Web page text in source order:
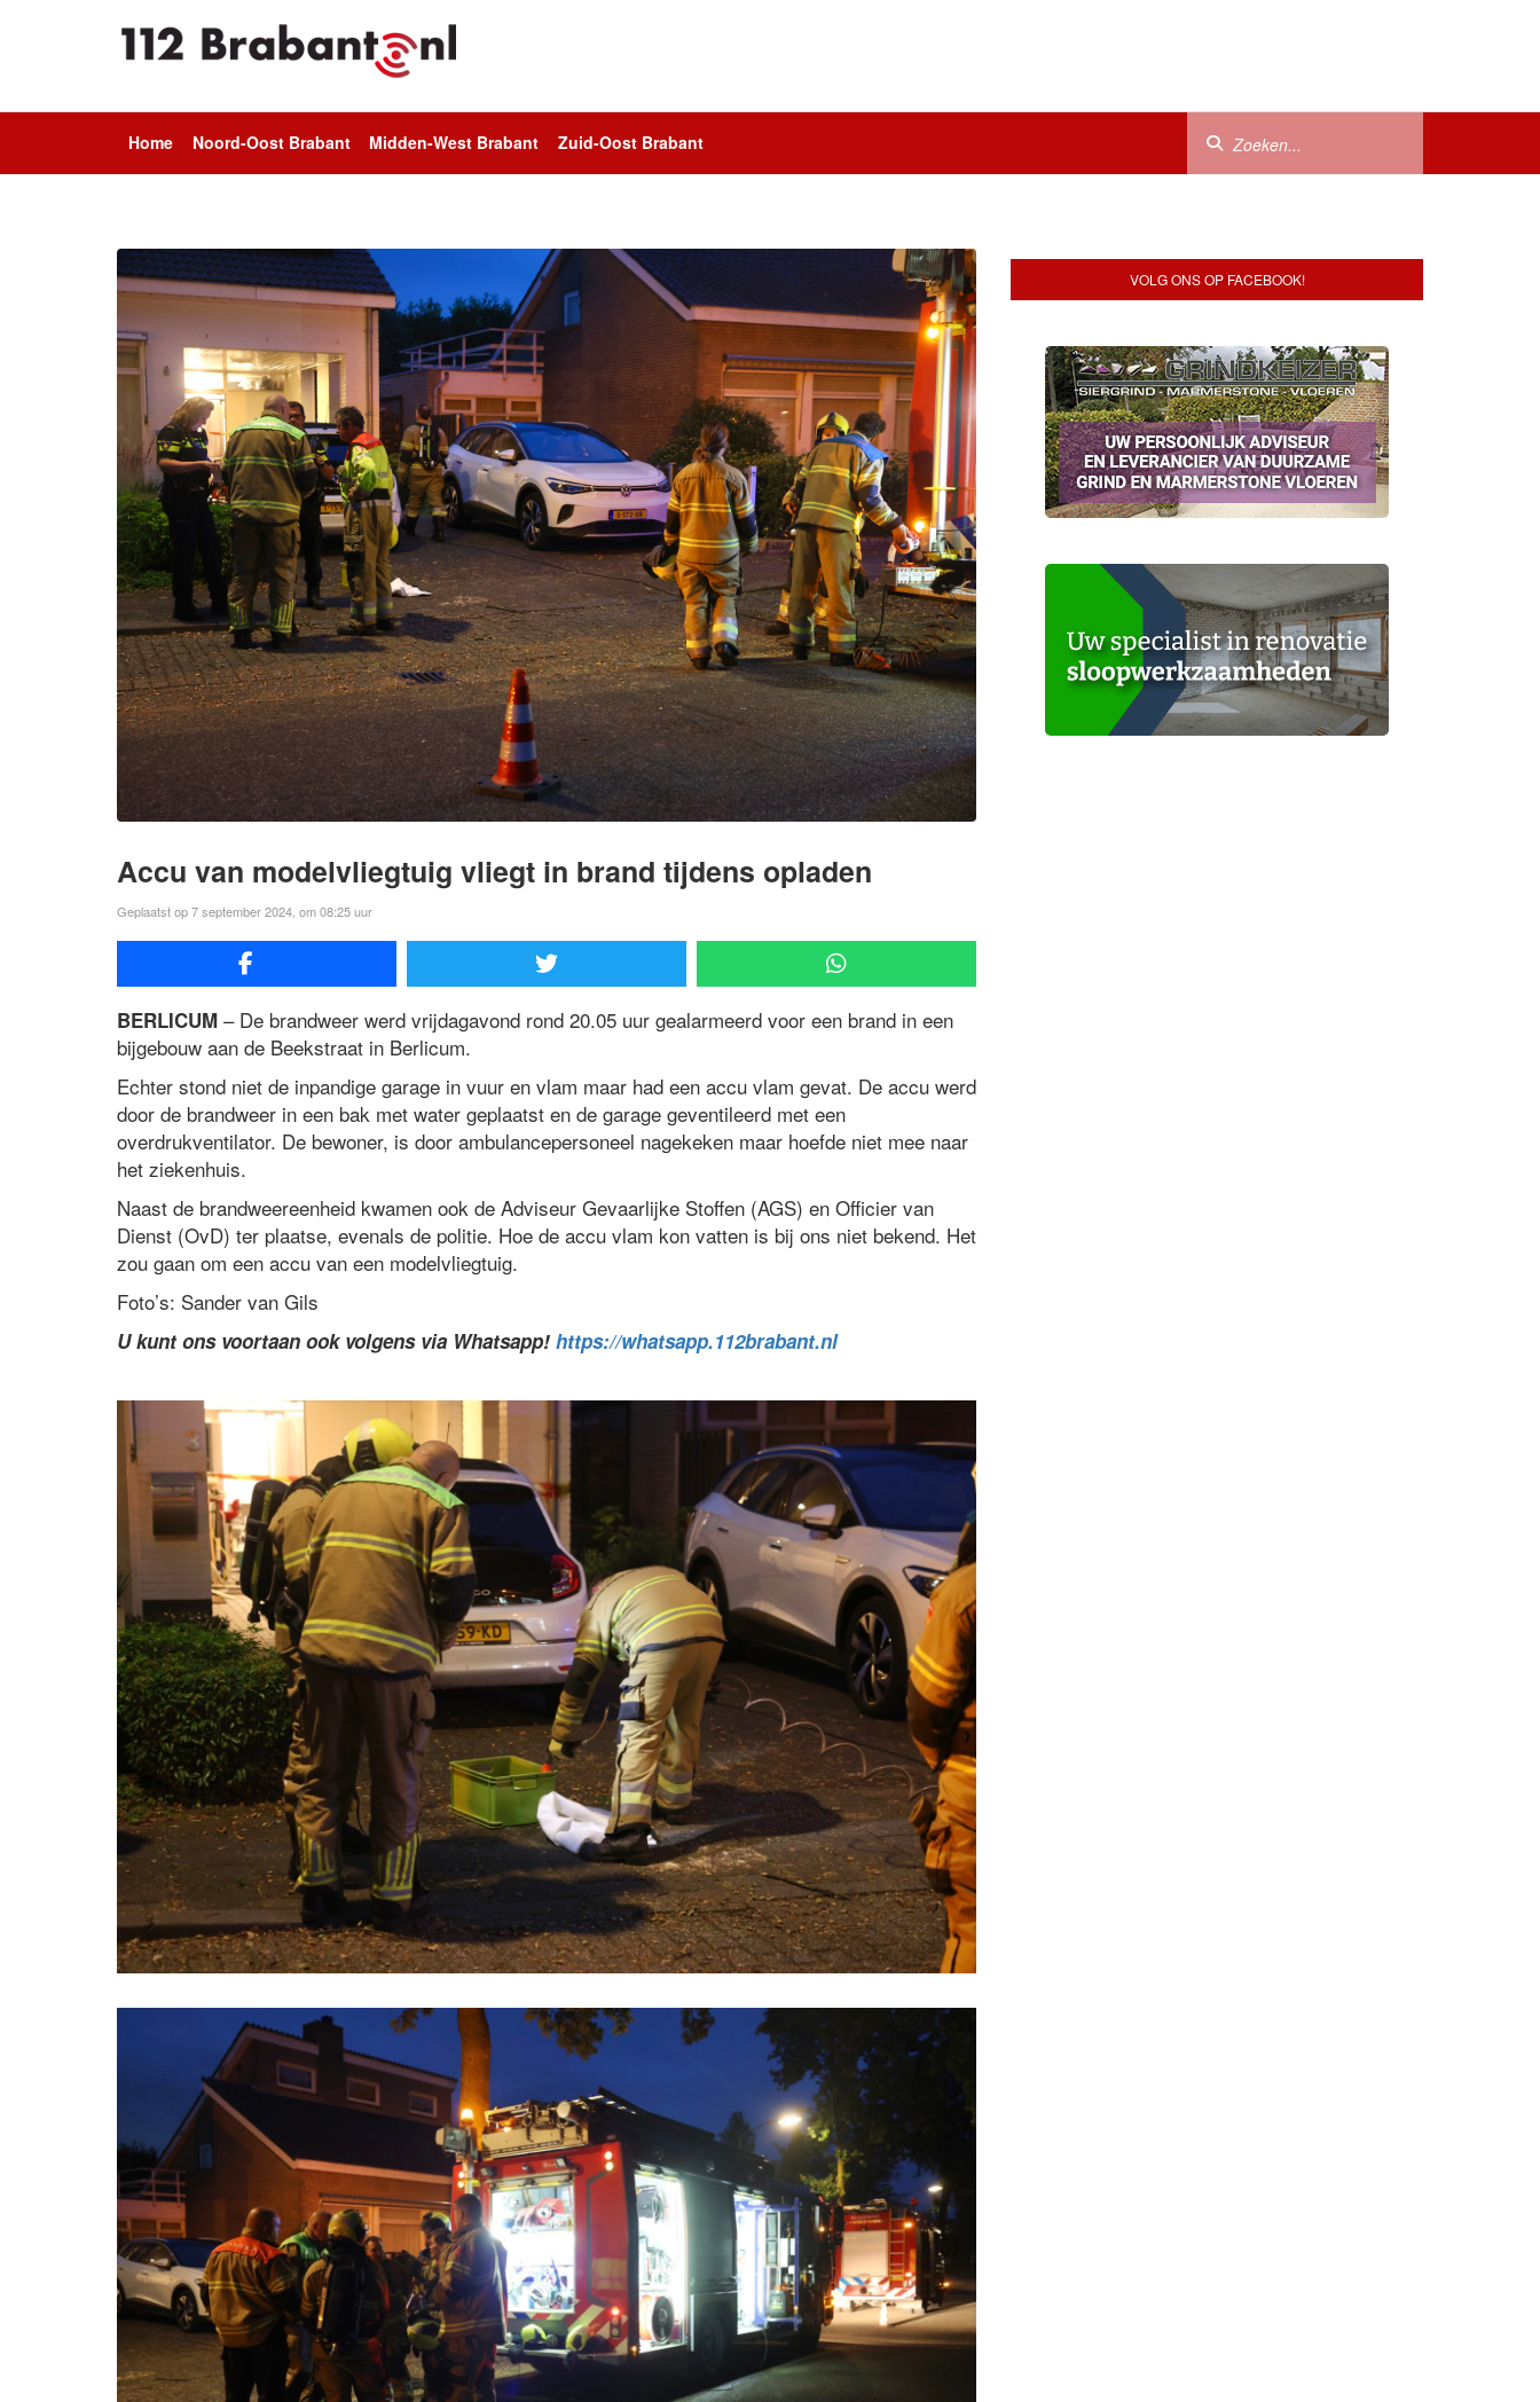
Home Noord-Oost Brabant Midden-West Brabant Zuid-Oost Brabant
Accu van modelvliegtuig vliegt in brand tijdens opladen
Geplaatst op 7 september 2024, om 08:25 uur
BERLICUM – De brandweer werd vrijdagavond rond 20.05 uur gealarmeerd voor een brand in een
bijgebouw aan de Beekstraat in Berlicum.
Echter stond niet de inpandige garage in vuur en vlam maar had een accu vlam gevat. De accu werd
door de brandweer in een bak met water geplaatst en de garage geventileerd met een
overdrukventilator. De bewoner, is door ambulancepersoneel nagekeken maar hoefde niet mee naar
het ziekenhuis.
Naast de brandweereenheid kwamen ook de Adviseur Gevaarlijke Stoffen (AGS) en Officier van
Dienst (OvD) ter plaatse, evenals de politie. Hoe de accu vlam kon vatten is bij ons niet bekend. Het
zou gaan om een accu van een modelvliegtuig.
Foto’s: Sander van Gils
U kunt ons voortaan ook volgens via Whatsapp! https://whatsapp.112brabant.nl
VOLG ONS OP FACEBOOK!